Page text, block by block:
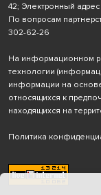
42; Электронный адрес
По вопросам
302-62-26
На информационном
технологии
информации на
относящихся к
находящихся на
Политика